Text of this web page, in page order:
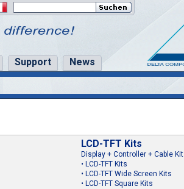
Support
News
LCD-TFT Kits
Display + Controller + Cable Kit
• LCD-TFT Kits
• LCD-TFT Wide Screen Kits
• LCD-TFT Square Kits